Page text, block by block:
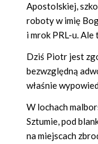
Apostolskiej,
roboty w imię
i mrok PRL-u. Ale
Dziś Piotr jest
bezwzględną
właśnie
W lochach
Sztumie, pod
na miejscach